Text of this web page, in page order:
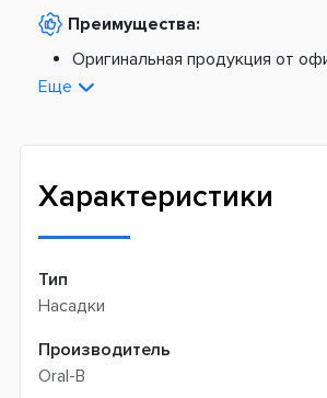
По тарифам Укрпочты
Платная доставка из Европы:
Новая почта -
Преимущества:
Оригинальная продукция от
поставщиков
Еще
Характеристики
Тип
Насадки
Производитель
Oral-B